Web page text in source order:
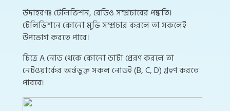
উদাহরণঃ টেলিভিশন, রেডিও সম্প্রচারের পদ্ধতি।
টেলিভিশনে কোনো মুভি সম্প্রচার করলে তা সকলেই
উপভোগ করতে পারে।
চিত্রে A নোড থেকে কোনো ডাটা প্রেরণ করলে তা
নেটওয়ার্কের অর্ন্তভুক্ত সকল নোডই (B, C, D) গ্রহণ করতে
পারবে।